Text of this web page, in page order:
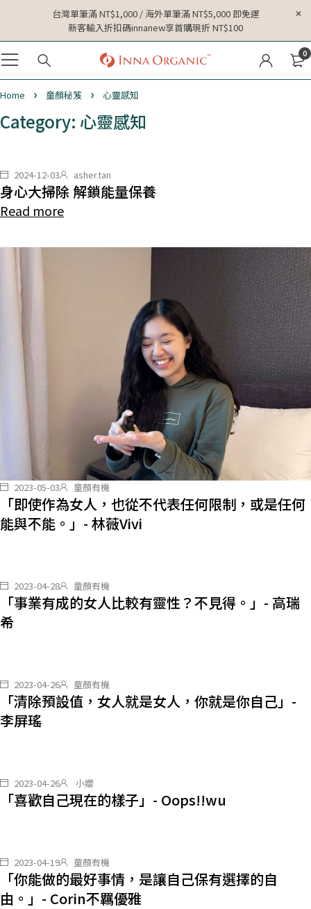
台灣單筆滿 NT$1,000 / 海外單筆滿 NT$5,000 即免運
新客輸入折扣碼innanew享首購現折 NT$100
0
Home 童顏秘笈 心靈感知
Category: 心靈感知
2024-12-03 asher.tan
身心大掃除 解鎖能量保養
Read more
2023-05-03 童顏有機
「即使作為女人，也從不代表任何限制，或是任何
能與不能。」- 林薇Vivi
2023-04-28 童顏有機
「事業有成的女人比較有靈性？不見得。」- 高瑞
希
2023-04-26 童顏有機
「清除預設值，女人就是女人，你就是你自己」-
李屏瑤
2023-04-26 ️️ 小孆
「喜歡自己現在的樣子」- Oops!!wu
2023-04-19 童顏有機
「你能做的最好事情，是讓自己保有選擇的自
由。」- Corin不羈優雅